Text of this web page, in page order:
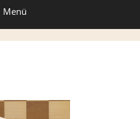
Menü